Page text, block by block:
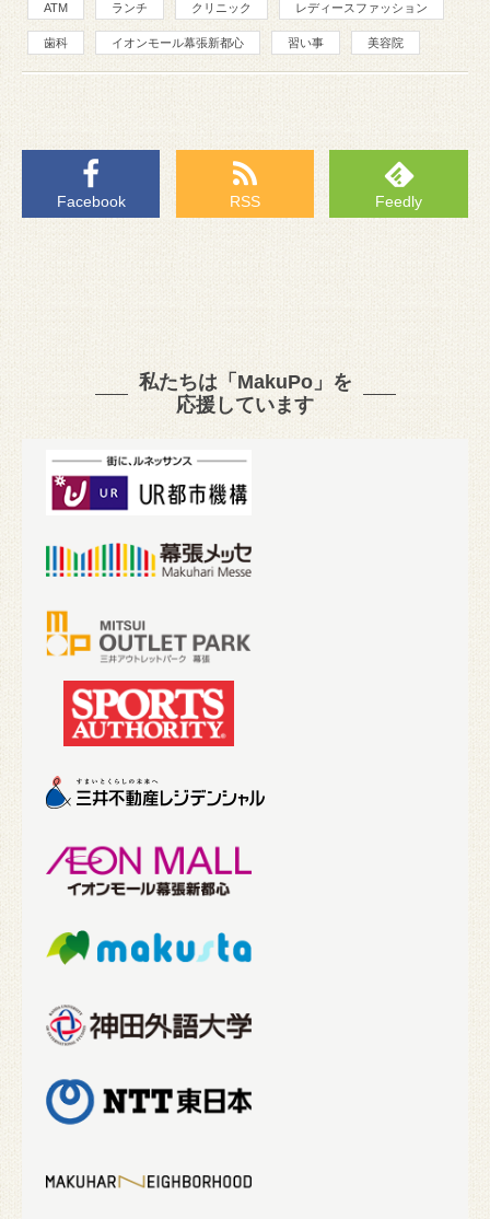
ATM ランチ クリニック レディースファッション
歯科 イオンモール幕張新都心 習い事 美容院
Facebook RSS Feedly
私たちは「MakuPo」を
応援しています